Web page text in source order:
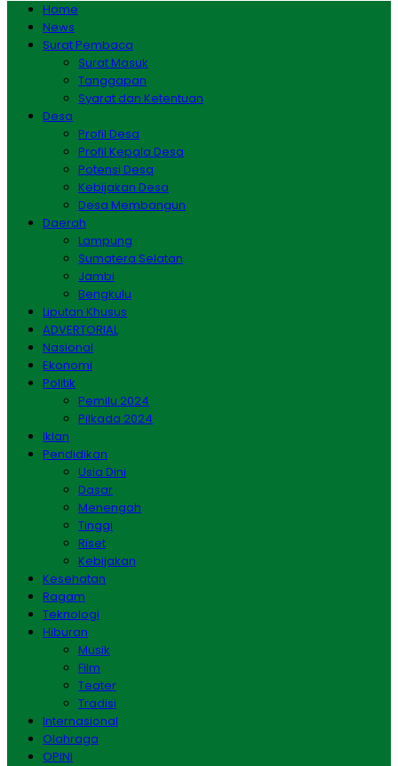
Home
News
Surat Pembaca
Surat Masuk
Tanggapan
Syarat dan Ketentuan
Desa
Profil Desa
Profil Kepala Desa
Potensi Desa
Kebijakan Desa
Desa Membangun
Daerah
Lampung
Sumatera Selatan
Jambi
Bengkulu
Liputan Khusus
ADVERTORIAL
Nasional
Ekonomi
Politik
Pemilu 2024
Pilkada 2024
Iklan
Pendidikan
Usia Dini
Dasar
Menengah
Tinggi
Riset
Kebijakan
Kesehatan
Ragam
Teknologi
Hiburan
Musik
Film
Teater
Tradisi
Internasional
Olahraga
OPINI